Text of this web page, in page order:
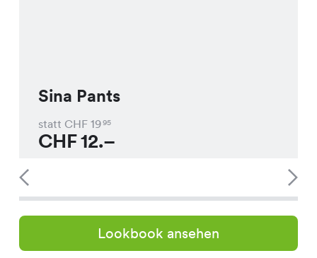
Sina Pants
statt CHF 1995
CHF12.–
Lookbook ansehen